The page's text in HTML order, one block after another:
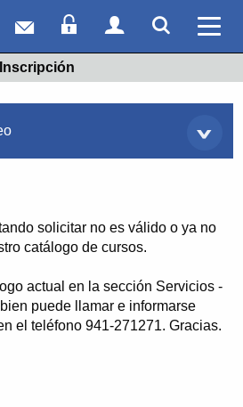
Correo webAcceso Socios
Acceso
Actual:
Inscripción
solicitar no es válido o ya no
catálogo de cursos.
actual en la sección Servicios -
puede llamar e informarse
el teléfono 941-271271. Gracias.